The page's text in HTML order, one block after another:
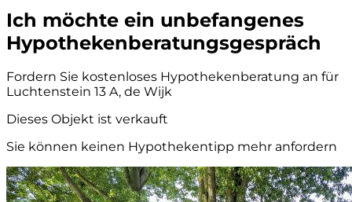
Ich möchte ein unbefangenes
Hypothekenberatungsgespräch
Fordern Sie kostenloses Hypothekenberatung an für
Luchtenstein 13 A, de Wijk
Dieses Objekt ist verkauft
Sie können keinen Hypothekentipp mehr anfordern